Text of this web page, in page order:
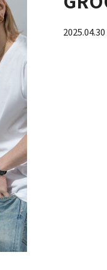
2025.04.30